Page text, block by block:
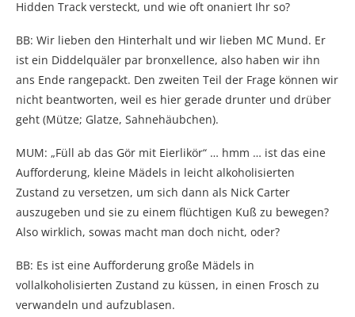
Hidden Track versteckt, und wie oft onaniert Ihr so?
BB: Wir lieben den Hinterhalt und wir lieben MC Mund. Er
ist ein Diddelquäler par bronxellence, also haben wir ihn
ans Ende rangepackt. Den zweiten Teil der Frage können wir
nicht beantworten, weil es hier gerade drunter und drüber
geht (Mütze; Glatze, Sahnehäubchen).
MUM: „Füll ab das Gör mit Eierlikör“ … hmm … ist das eine
Aufforderung, kleine Mädels in leicht alkoholisierten
Zustand zu versetzen, um sich dann als Nick Carter
auszugeben und sie zu einem flüchtigen Kuß zu bewegen?
Also wirklich, sowas macht man doch nicht, oder?
BB: Es ist eine Aufforderung große Mädels in
vollalkoholisierten Zustand zu küssen, in einen Frosch zu
verwandeln und aufzublasen.